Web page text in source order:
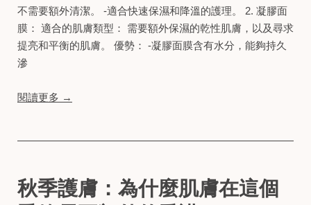
不需要額外清潔。 -適合快速保濕和降溫的護理。 2. 凝膠面
膜： 適合的肌膚類型： 需要額外保濕的乾性肌膚，以及尋求
提亮和平衡的肌膚。 優勢： -凝膠面膜含有水分，能夠持久
滲
閱讀更多 →
秋季護膚：為什麼肌膚在這個